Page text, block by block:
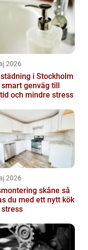
2026
i Stockholm
smart genväg till
och mindre stress
2026
skåne så
du med ett nytt kök
stress